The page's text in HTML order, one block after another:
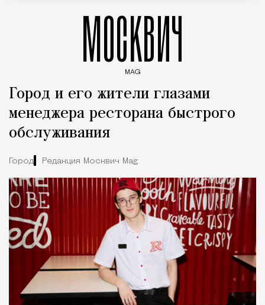
МОСКВИЧ
MAG
Город и его жители глазами
менеджера ресторана быстрого
обслуживания
Город Редакция Москвич Mag